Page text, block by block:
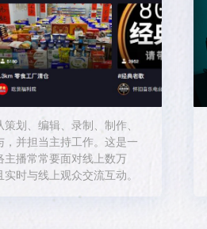
划、编辑、录制、制作、
并担当主持工作。这是一
播常常要面对线上数万
时与线上观众交流互动。